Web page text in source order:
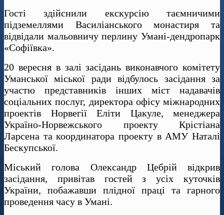
Гості здійснили екскурсію таємничими
підземеллями Василіанського монастиря та
відвідали мальовничу перлину Умані-дендропарк
«Софіївка».
20 вересня в залі засідань виконавчого комітету
Уманської міської ради відбулось засідання за
участю представників інших міст надавачів
соціальних послуг, директора офісу міжнародних
проектів Норвегії Еліти Цакуле, менеджера
Україно-Норвежського проекту Крістіана
Ларсена та координатора проекту в АМУ Наталі
Бескупської.
Міський голова Олександр Цебрій відкрив
засідання, привітав гостей з усіх куточків
України, побажавши плідної праці та гарного
проведення часу в Умані.